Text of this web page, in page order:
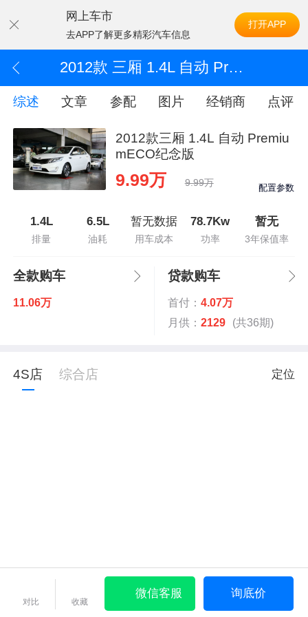
网上车市
去APP了解更多精彩汽车信息
打开APP
2012款 三厢 1.4L 自动 PremiumECO纪念版
综述 文章 参配 图片 经销商 点评
2012款三厢 1.4L 自动 Premiu
mECO纪念版
9.99万 9.99万 配置参数
1.4L
排量
6.5L
油耗
暂无数据
用车成本
78.7Kw
功率
暂无
3年保值率
全款购车
11.06万
贷款购车
首付： 4.07万
月供： 2129 (共36期)
4S店 综合店 定位
对比 收藏
微信客服 询底价